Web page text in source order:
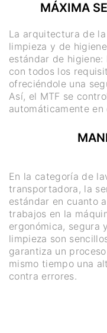
MÁXIMA
La arquitectura de
limpieza y de
estándar de
con todos los
ofreciéndole una
Así, el MTF se
automáticamente
En la categoría de
transportadora, la
estándar en cuanto
trabajos en la
ergonómica, segura
limpieza son
garantiza un
mismo tiempo una
contra errores.